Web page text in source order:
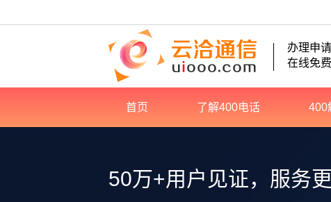
办理申
在线免
首页 了解400电话 400
50万+用户见证，服务